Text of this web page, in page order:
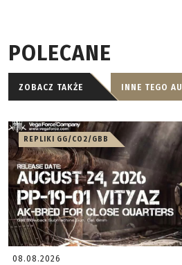
POLECANE
ZOBACZ TAKŻE INNE TEGO
REPLIKI GG/CO2/GBB
08.08.2026